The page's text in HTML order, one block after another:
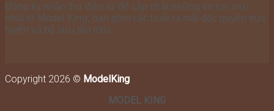
Đăng ký nhận thư điện tử để cập nhật những tin tức mới
nhất từ Model King, bao gồm các buổi ra mắt độc quyền trực
tuyến và bộ sưu tập mới.
Copyright 2026 © ModelKing
MODEL KING